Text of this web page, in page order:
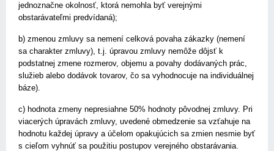
jednoznačne okolnosť, ktorá nemohla byť verejnými
obstarávateľmi predvídaná);
b) zmenou zmluvy sa nemení celková povaha zákazky (nemení
sa charakter zmluvy), t.j. úpravou zmluvy nemôže dôjsť k
podstatnej zmene rozmerov, objemu a povahy dodávaných prác,
služieb alebo dodávok tovarov, čo sa vyhodnocuje na individuálnej
báze).
c) hodnota zmeny nepresiahne 50% hodnoty pôvodnej zmluvy. Pri
viacerých úpravách zmluvy, uvedené obmedzenie sa vzťahuje na
hodnotu každej úpravy a účelom opakujúcich sa zmien nesmie byť
s cieľom vyhnúť sa použitiu postupov verejného obstarávania.